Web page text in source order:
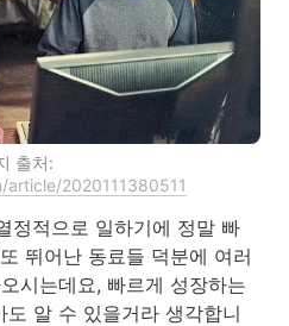
2020111380511
정적으로 일하기에 정말 빠
뛰어난 동료들 덕분에 여러
시는데요, 빠르게 성장하는
알 수 있을거라 생각합니